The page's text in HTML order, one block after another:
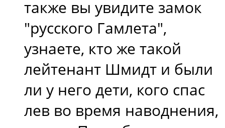
также вы увидите замок
"русского Гамлета",
узнаете, кто же такой
лейтенант Шмидт и были
ли у него дети, кого спас
лев во время наводнения,